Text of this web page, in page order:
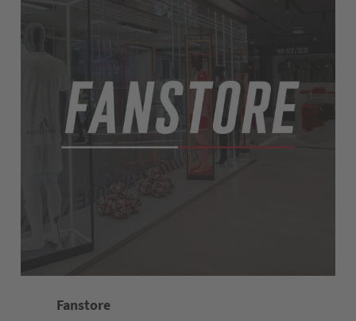
Fanstore